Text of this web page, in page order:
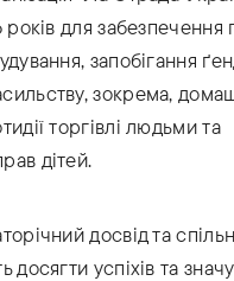
років для забезпечення
запобігання
зокрема,
торгівлі людьми та
дітей.
досвід та
досягти успіхів та